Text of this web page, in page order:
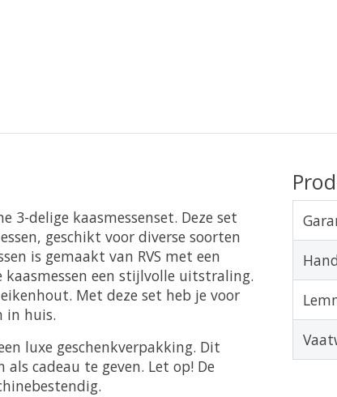
3-delige kaasmessenset. Deze set
geschikt voor diverse soorten
is gemaakt van RVS met een
een stijlvolle uitstraling.
Met deze set heb je voor
in huis.
luxe geschenkverpakking. Dit
cadeau te geven. Let op! De